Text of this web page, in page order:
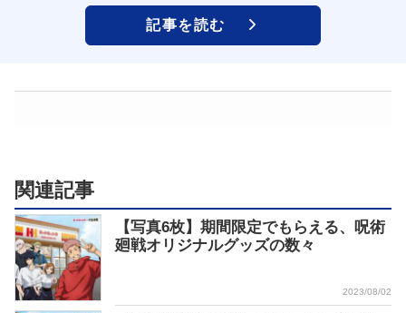
記事を読む
関連記事
【写真6枚】期間限定でもらえる、呪術
廻戦オリジナルグッズの数々
2023/08/02